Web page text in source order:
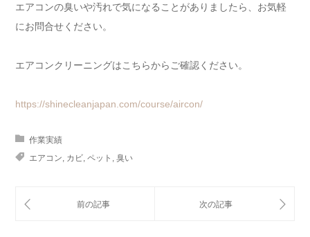
エアコンの臭いや汚れで気になることがありましたら、お気軽
にお問合せください。
エアコンクリーニングはこちらからご確認ください。
https://shinecleanjapan.com/course/aircon/
作業実績
エアコン, カビ, ペット , 臭い